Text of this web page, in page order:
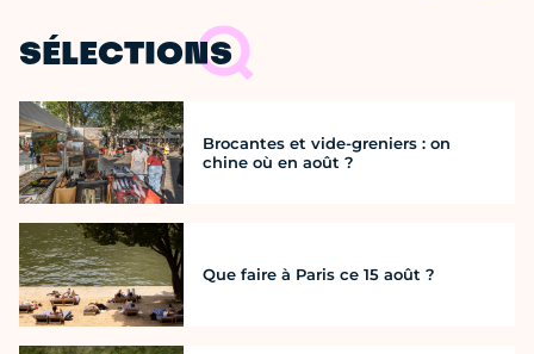
SÉLECTIONS
Brocantes et vide-greniers : on
chine où en août ?
Que faire à Paris ce 15 août ?